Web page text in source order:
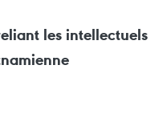
les intellectuels